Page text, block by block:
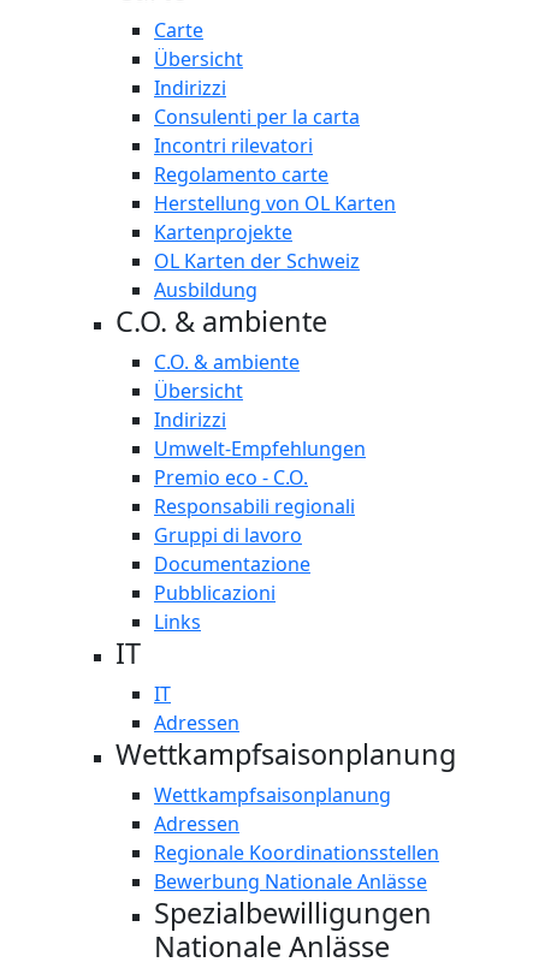
Carte
Übersicht
Indirizzi
Consulenti per la carta
Incontri rilevatori
Regolamento carte
Herstellung von OL Karten
Kartenprojekte
OL Karten der Schweiz
Ausbildung
C.O. & ambiente
C.O. & ambiente
Übersicht
Indirizzi
Umwelt-Empfehlungen
Premio eco - C.O.
Responsabili regionali
Gruppi di lavoro
Documentazione
Pubblicazioni
Links
IT
IT
Adressen
Wettkampfsaisonplanung
Wettkampfsaisonplanung
Adressen
Regionale Koordinationsstellen
Bewerbung Nationale Anlässe
Spezialbewilligungen
Nationale Anlässe